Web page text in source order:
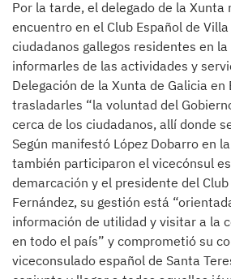
Por la tarde, el delegado de la Xunta
encuentro en el Club Español de
ciudadanos gallegos residentes en
informarles de las actividades y
Delegación de la Xunta de Galicia en
trasladarles “la voluntad del
cerca de los ciudadanos, allí donde
Según manifestó López Dobarro en
también participaron el vicecónsul
demarcación y el presidente del Club
Fernández, su gestión está
información de utilidad y visitar a la
en todo el país” y comprometió su
viceconsulado español de Santa